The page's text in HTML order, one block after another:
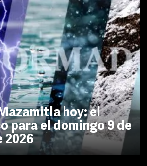
hoy: el
para el domingo 9 de
2026